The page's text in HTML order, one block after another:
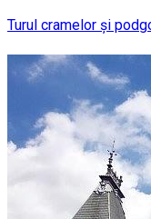
Turul cramelor și